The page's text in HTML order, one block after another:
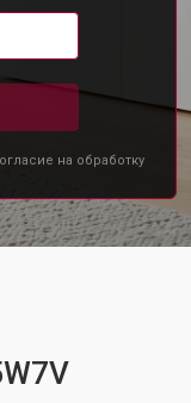
на обработку